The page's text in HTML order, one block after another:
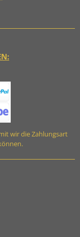
wir die Zahlungsart